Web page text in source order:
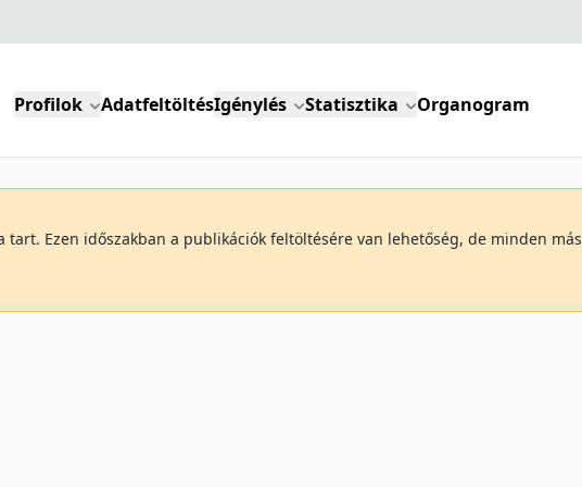
Profilok AdatfeltöltésIgénylés Statisztika Organogram
tart. Ezen időszakban a publikációk feltöltésére van lehetőség, de minden más